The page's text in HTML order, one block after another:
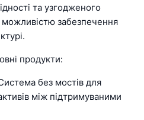
та узгодженого
можливістю забезпечення
продукти:
без мостів для
між підтримуваними